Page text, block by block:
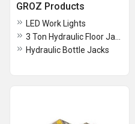
GROZ Products
LED Work Lights
Hydraulic Bottle Jacks